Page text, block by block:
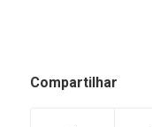
Compartilhar